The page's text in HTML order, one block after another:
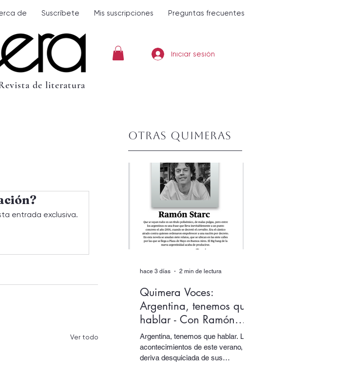
de Suscríbete Mis suscripciones Preguntas frecuentes
Iniciar sesión
de literatura
entrada exclusiva.
Ver todo
Otras quimeras
Quimera Voces:
Argentina, tenemos que
hablar - Con Ramón
Starc.
Argentina, tenemos que hablar. Los
acontecimientos de este verano, la
deriva desquiciada de sus
hace 3 días 2 min de lectura